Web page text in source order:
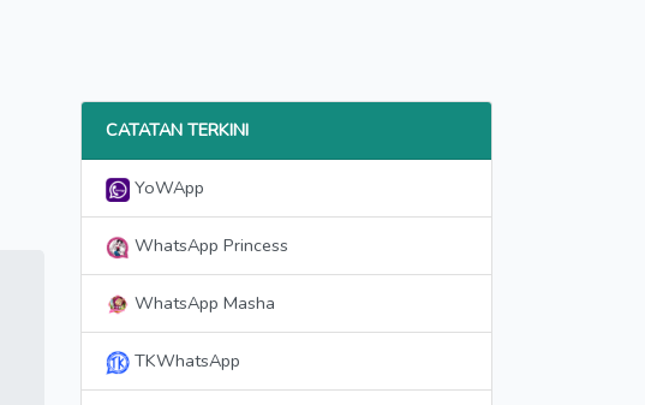
CATATAN TERKINI
YoWApp
WhatsApp Princess
WhatsApp Masha
TKWhatsApp